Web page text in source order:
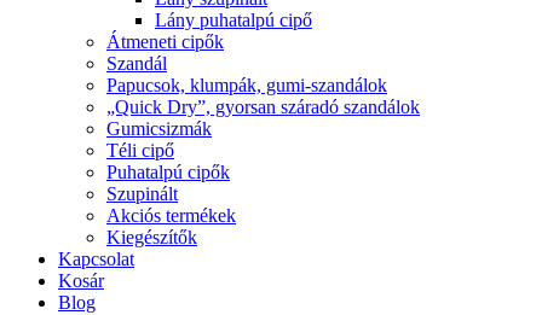
Lány puhatalpú cipő
Átmeneti cipők
Szandál
Papucsok, klumpák, gumi-szandálok
„Quick Dry”, gyorsan száradó szandálok
Gumicsizmák
Téli cipő
Puhatalpú cipők
Szupinált
Akciós termékek
Kiegészítők
Kapcsolat
Kosár
Blog